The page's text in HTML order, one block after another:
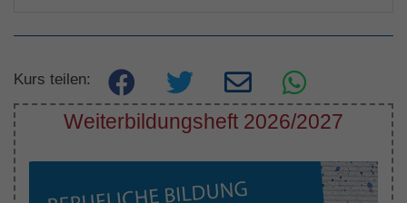
Kurs teilen:
Weiterbildungsheft 2026/2027